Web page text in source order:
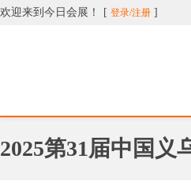
欢迎来到今日会展！ [ 登录/注册 ]
2025第31届中国义